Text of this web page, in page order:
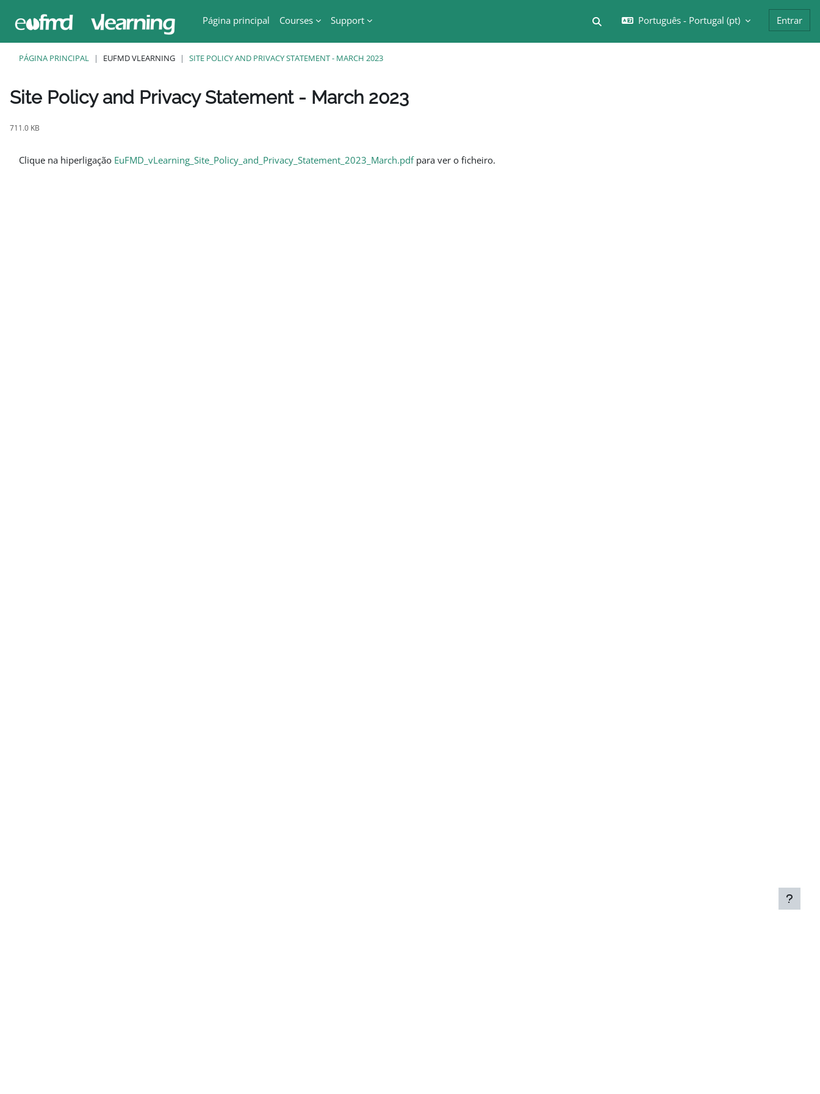
Página principal
Courses Support Alternar a entrada da pesquisa
Português - Portugal ‎(pt)‎ Entrar
PÁGINA PRINCIPAL EUFMD VLEARNING SITE POLICY AND PRIVACY STATEMENT - MARCH 2023
Site Policy and Privacy Statement - March 2023
711.0 KB
Clique na hiperligação EuFMD_vLearning_Site_Policy_and_Privacy_Statement_2023_March.pdfpara ver o ficheiro.